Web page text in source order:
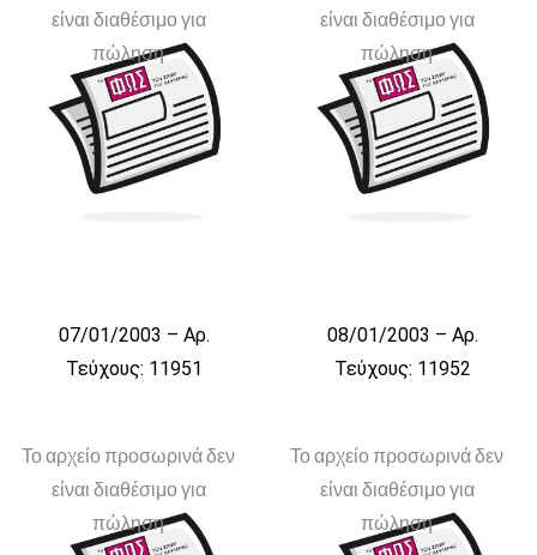
είναι διαθέσιμο για
πώληση
07/01/2003 – Αρ.
Τεύχους: 11951
είναι διαθέσιμο για
πώληση
08/01/2003 – Αρ.
Τεύχους: 11952
Το αρχείο προσωρινά δεν
είναι διαθέσιμο για
πώληση
Το αρχείο προσωρινά δεν
είναι διαθέσιμο για
πώληση